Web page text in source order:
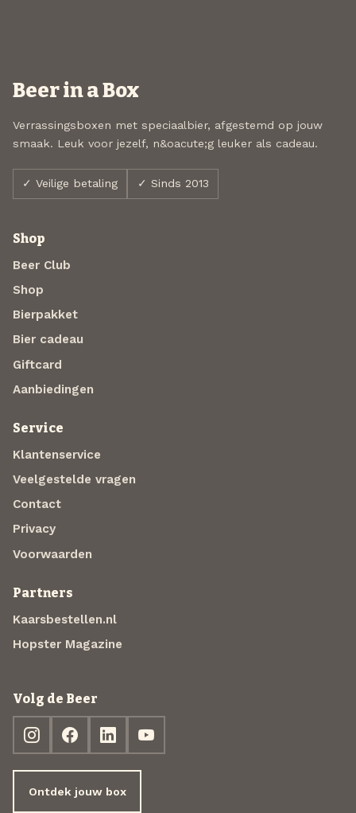
Beer in a Box
Verrassingsboxen met speciaalbier, afgestemd op jouw
smaak. Leuk voor jezelf, n&oacute;g leuker als cadeau.
✓ Veilige betaling ✓ Sinds 2013
Shop
Beer Club
Shop
Bierpakket
Bier cadeau
Giftcard
Aanbiedingen
Service
Klantenservice
Veelgestelde vragen
Contact
Privacy
Voorwaarden
Partners
Kaarsbestellen.nl
Hopster Magazine
Volg de Beer
Ontdek jouw box